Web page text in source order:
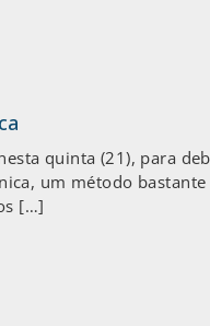
quinta (21), para
um método
[…]